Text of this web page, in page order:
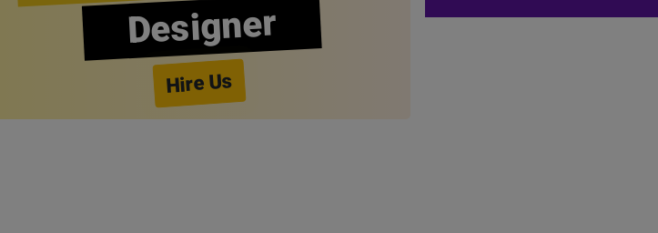
Designer
Hire Us